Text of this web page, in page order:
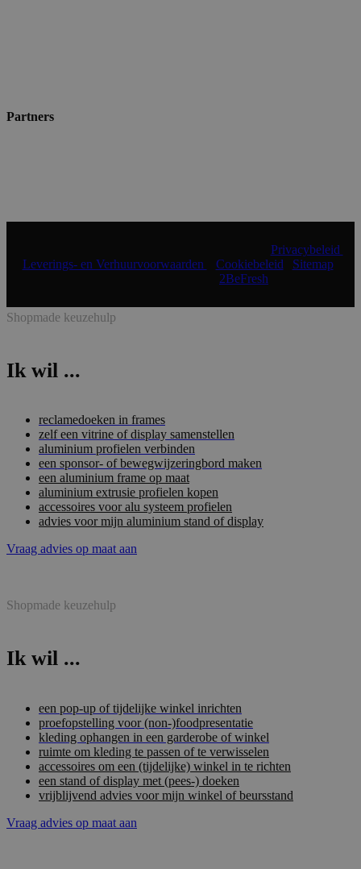
Partners
Privacybeleid
Leverings- en Verhuurvoorwaarden
Cookiebeleid Sitemap|
2BeFresh
Shopmade keuzehulp
Ik wil ...
reclamedoeken in frames
zelf een vitrine of display samenstellen
aluminium profielen verbinden
een sponsor- of bewegwijzeringbord maken
een aluminium frame op maat
aluminium extrusie profielen kopen
accessoires voor alu systeem profielen
advies voor mijn aluminium stand of display
Vraag advies op maat aan
Shopmade keuzehulp
Ik wil ...
een pop-up of tijdelijke winkel inrichten
proefopstelling voor (non-)foodpresentatie
kleding ophangen in een garderobe of winkel
ruimte om kleding te passen of te verwisselen
accessoires om een (tijdelijke) winkel in te richten
een stand of display met (pees-) doeken
vrijblijvend advies voor mijn winkel of beursstand
Vraag advies op maat aan